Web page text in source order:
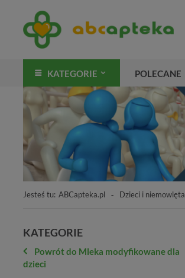
KATEGORIE POLECANE
Jesteś tu: ABCapteka.pl Dzieci i niemowlęta
KATEGORIE
Powrót do Mleka modyfikowane dla
dzieci